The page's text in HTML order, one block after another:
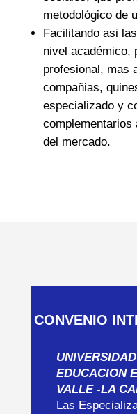
metodológico de
Facilitando asi
nivel académico,
profesional, mas
compañias,
especializado y
complementarios
del mercado.
CONVENIO
EDUCACION
VALLE -LA
Las